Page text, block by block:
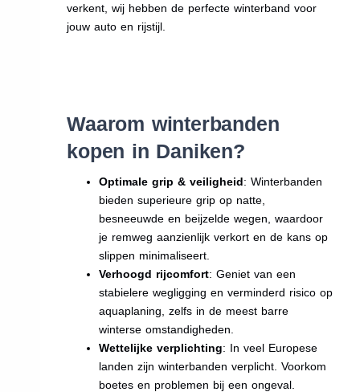
verkent, wij hebben de perfecte winterband voor
jouw auto en rijstijl.
Waarom winterbanden
kopen in Daniken?
Optimale grip & veiligheid: Winterbanden
bieden superieure grip op natte,
besneeuwde en beijzelde wegen, waardoor
je remweg aanzienlijk verkort en de kans op
slippen minimaliseert.
Verhoogd rijcomfort: Geniet van een
stabielere wegligging en verminderd risico op
aquaplaning, zelfs in de meest barre
winterse omstandigheden.
Wettelijke verplichting: In veel Europese
landen zijn winterbanden verplicht. Voorkom
boetes en problemen bij een ongeval.